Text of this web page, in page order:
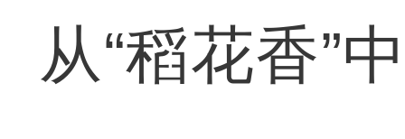
从“稻花香”